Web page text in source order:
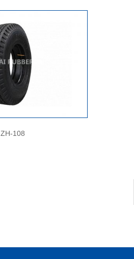
ZH-108